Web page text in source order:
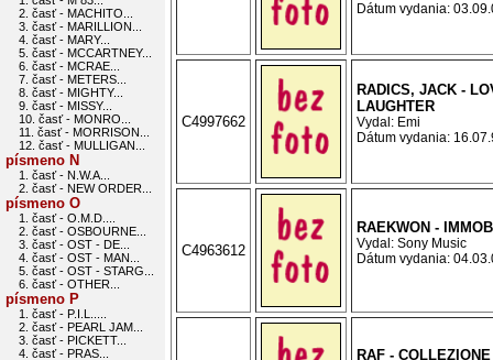
2. časť - MACHITO...
3. časť - MARILLION...
4. časť - MARY...
5. časť - MCCARTNEY...
6. časť - MCRAE...
7. časť - METERS...
8. časť - MIGHTY...
9. časť - MISSY...
10. časť - MONRO...
11. časť - MORRISON...
12. časť - MULLIGAN...
písmeno N
1. časť - N.W.A...
2. časť - NEW ORDER...
písmeno O
1. časť - O.M.D....
2. časť - OSBOURNE...
3. časť - OST - DE...
4. časť - OST - MAN...
5. časť - OST - STARG...
6. časť - OTHER...
písmeno P
1. časť - P.I.L.....
2. časť - PEARL JAM...
3. časť - PICKETT...
4. časť - PRAS...
Dátum vydania:
C4997662
RADICS, JACK -
LAUGHTER
Vydal: Emi
Dátum vydania:
C4963612
RAEKWON -
Vydal: Sony Music
Dátum vydania:
RAF - COLLEZIONE